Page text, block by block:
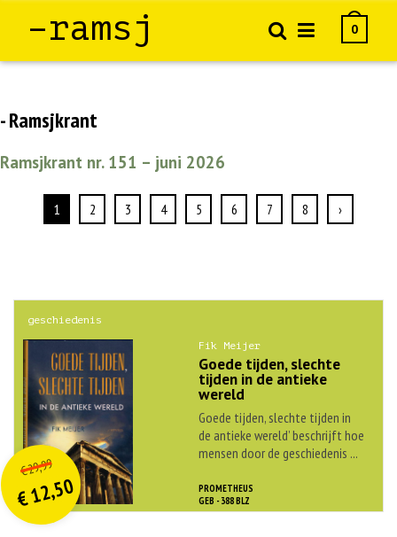
–ramsj 0
- Ramsjkrant
Ramsjkrant nr. 151 – juni 2026
1 2 3 4 5 6 7 8 ›
PROMETHEUS
GEB - 388 BLZ
geschiedenis
Fik Meijer
Goede tijden, slechte
tijden in de antieke
wereld
Goede tijden, slechte tijden in
de antieke wereld’ beschrijft hoe
mensen door de geschiedenis ...
€29,99O
orspr
onkelijke
prijs
was:
€ 29,99.
€12,50
Huidige
prijs
is:€ 12,50.